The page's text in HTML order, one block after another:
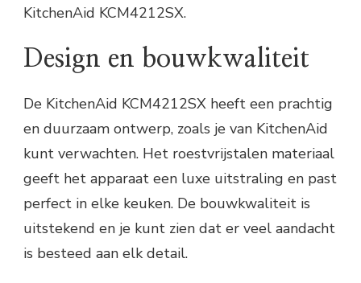
KitchenAid KCM4212SX.
Design en bouwkwaliteit
De KitchenAid KCM4212SX heeft een prachtig
en duurzaam ontwerp, zoals je van KitchenAid
kunt verwachten. Het roestvrijstalen materiaal
geeft het apparaat een luxe uitstraling en past
perfect in elke keuken. De bouwkwaliteit is
uitstekend en je kunt zien dat er veel aandacht
is besteed aan elk detail.